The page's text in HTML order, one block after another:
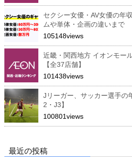
セクシー女優・AV女優の年
ムや単体・企画の違いまで
105148views
近畿・関西地方 イオンモー
【全37店舗】
101438views
Jリーガー、サッカー選手の
2・J3】
100801views
最近の投稿